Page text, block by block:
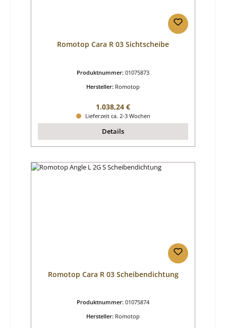
Romotop Cara R 03 Sichtscheibe
Produktnummer: 01075873
Hersteller: Romotop
Regulärer Preis:
1.038,24 €
Lieferzeit ca. 2-3 Wochen
Details
Romotop Cara R 03 Scheibendichtung
Produktnummer: 01075874
Hersteller: Romotop